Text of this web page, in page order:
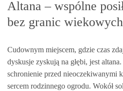
Altana – wspólne
bez granic wiekowych
Cudownym miejscem, gdzie czas
dyskusje zyskują na głębi, jest
schronienie przed nieoczekiwanymi
sercem rodzinnego ogrodu. Wokół